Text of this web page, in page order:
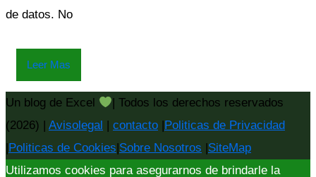
de datos. No
Leer Mas
Un blog de Excel
| Todos los derechos reservados
(2026) | Avisolegal | contacto |Politicas de Privacidad
|Politicas de Cookies|Sobre Nosotros |SiteMap
Utilizamos cookies para asegurarnos de brindarle la